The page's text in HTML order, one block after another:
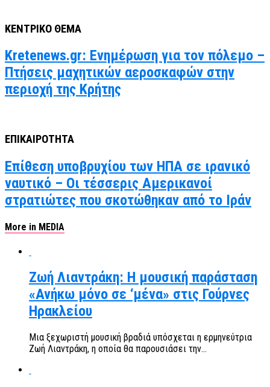
ΚΕΝΤΡΙΚΟ ΘΕΜΑ
Kretenews.gr: Ενημέρωση για τον πόλεμο –
Πτήσεις μαχητικών αεροσκαφών στην
περιοχή της Κρήτης
ΕΠΙΚΑΙΡΟΤΗΤΑ
Επίθεση υποβρυχίου των ΗΠΑ σε ιρανικό
ναυτικό – Οι τέσσερις Αμερικανοί
στρατιώτες που σκοτώθηκαν από το Ιράν
More in MEDIA
Ζωή Λιαντράκη: Η μουσική παράσταση
«Ανήκω μόνο σε ‘μένα» στις Γούρνες
Ηρακλείου
Μια ξεχωριστή μουσική βραδιά υπόσχεται η ερμηνεύτρια
Ζωή Λιαντράκη, η οποία θα παρουσιάσει την...